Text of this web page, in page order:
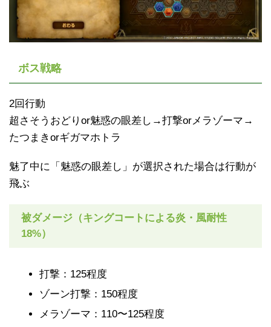
ボス戦略
2回行動
超さそうおどりor魅惑の眼差し→打撃orメラゾーマ→
たつまきorギガマホトラ
魅了中に「魅惑の眼差し」が選択された場合は行動が
飛ぶ
被ダメージ（キングコートによる炎・風耐性
18%）
打撃：125程度
ゾーン打撃：150程度
メラゾーマ：110〜125程度